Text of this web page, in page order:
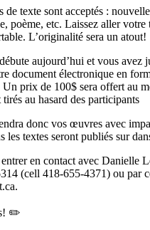
de texte sont acceptés :
poème, etc. Laissez aller votre
L’originalité sera un atout!
aujourd’hui et vous avez
document électronique en
prix de 100$ sera offert au
au hasard des participants
donc vos œuvres avec
les textes seront publiés sur
en contact avec Danielle
(cell 418-655-4371) ou par
✏️